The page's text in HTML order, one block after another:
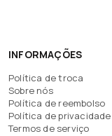
INFORMAÇÕES
Política de troca
Sobre nós
Política de reembolso
Política de privacidade
Termos de serviço